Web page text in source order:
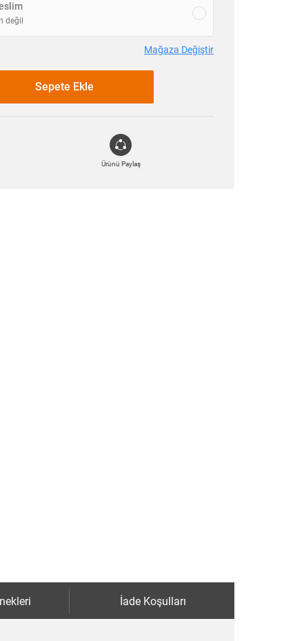
değil
Mağaza Değiştir
Sepete Ekle
Ürünü Paylaş
İade Koşulları